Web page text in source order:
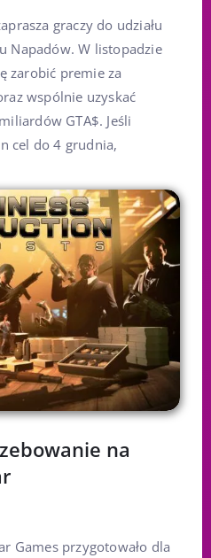
graczy do udziału
Napadów. W listopadzie
zarobić premie za
wspólnie uzyskać
GTA$. Jeśli
cel do 4 grudnia,
na
Games przygotowało dla